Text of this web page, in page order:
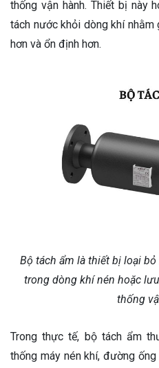
thống vận hành. Thiết bị này
tách nước khỏi dòng khí
hơn và ổn định hơn.
Bộ tách ẩm là thiết bị loại
trong dòng khí nén hoặc
thống
Trong thực tế, bộ tách ẩm
thống máy nén khí, đường